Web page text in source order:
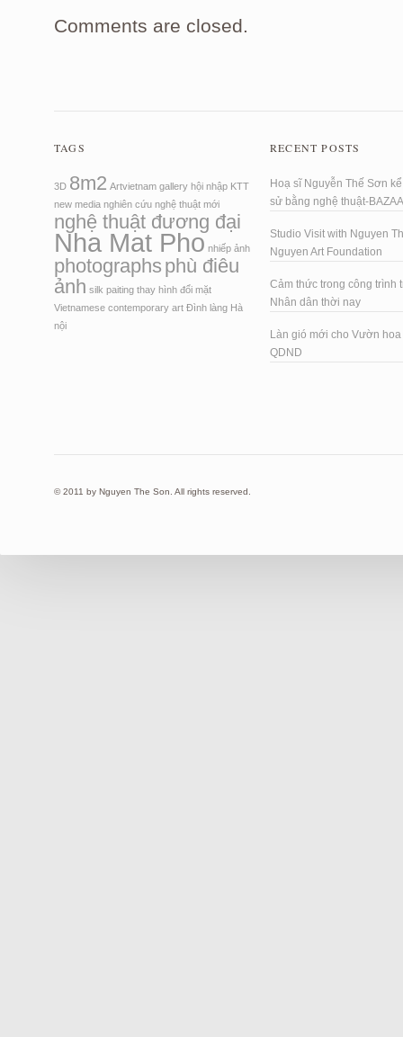
Comments are closed.
TAGS
3D 8m2 Artvietnam gallery hội nhập KTT
new media nghiên cứu nghệ thuật mới
nghệ thuật đương đại
Nha Mat Pho nhiếp ảnh
photographs phù điêu
ảnh silk paiting thay hình đổi mặt
Vietnamese contemporary art Đình làng Hà
nội
RECENT POSTS
Hoạ sĩ Nguyễn Thế Sơn
sử bằng nghệ thuật-
Studio Visit with Nguyen
Nguyen Art Foundation
Cảm thức trong công trình
Nhân dân thời nay
Làn gió mới cho Vườn
QDND
© 2011 by Nguyen The Son. All rights reserved.